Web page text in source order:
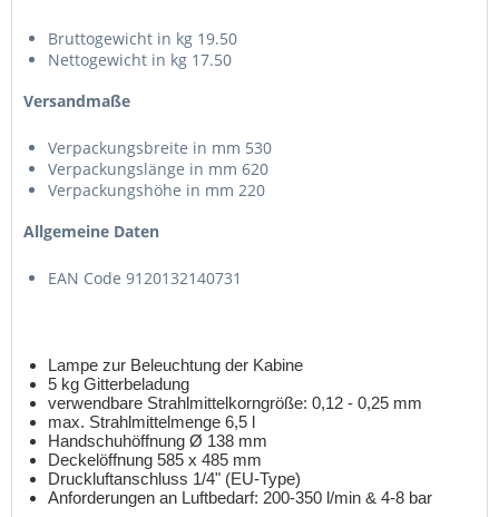
Bruttogewicht in kg 19.50
Nettogewicht in kg 17.50
Versandmaße
Verpackungsbreite in mm 530
Verpackungslänge in mm 620
Verpackungshöhe in mm 220
Allgemeine Daten
EAN Code 9120132140731
Lampe zur Beleuchtung der Kabine
5 kg Gitterbeladung
verwendbare Strahlmittelkorngröße: 0,12 - 0,25 mm
max. Strahlmittelmenge 6,5 l
Handschuhöffnung Ø 138 mm
Deckelöffnung 585 x 485 mm
Druckluftanschluss 1/4" (EU-Type)
Anforderungen an Luftbedarf: 200-350 l/min & 4-8 bar